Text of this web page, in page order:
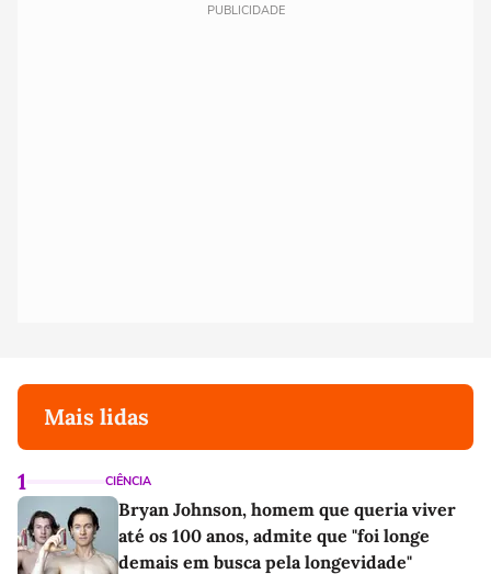
PUBLICIDADE
Mais lidas
1 CIÊNCIA
Bryan Johnson, homem que queria viver
até os 100 anos, admite que "foi longe
demais em busca pela longevidade"